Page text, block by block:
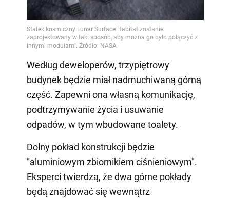
Według deweloperów, trzypiętrowy
budynek będzie miał nadmuchiwaną górną
część. Zapewni ona własną komunikację,
podtrzymywanie życia i usuwanie
odpadów, w tym wbudowane toalety.
Dolny pokład konstrukcji będzie
"aluminiowym zbiornikiem ciśnieniowym".
Eksperci twierdzą, że dwa górne pokłady
będą znajdować się wewnątrz